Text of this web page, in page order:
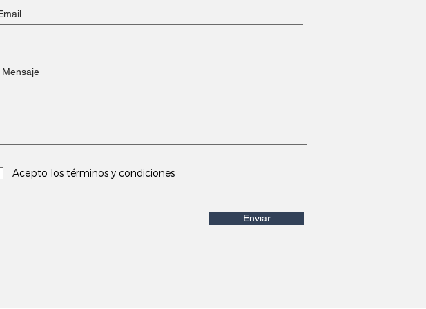
Acepto los términos y condiciones
Enviar